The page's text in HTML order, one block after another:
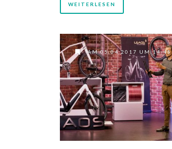
WEITERLESEN
AM 05.04.2017 UM 14:45